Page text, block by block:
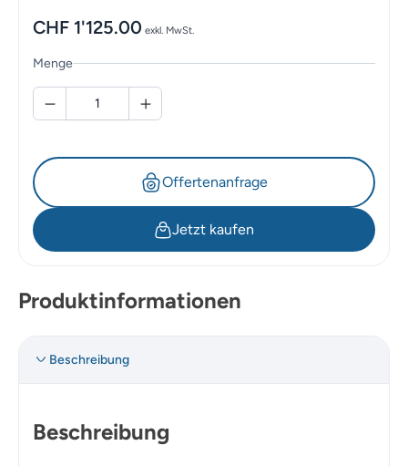
CHF 1'125.00 exkl. MwSt.
Menge
Offertenanfrage
Jetzt kaufen
Produktinformationen
Beschreibung
Beschreibung